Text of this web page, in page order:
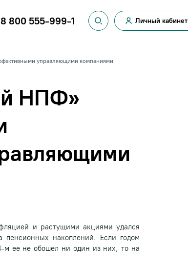
Личный кабинет
8 800 555-999-1
управляющими компаниями
НПФ»
и растущими акциями удался
накоплений. Если годом
м ее не обошел ни один из них, то на